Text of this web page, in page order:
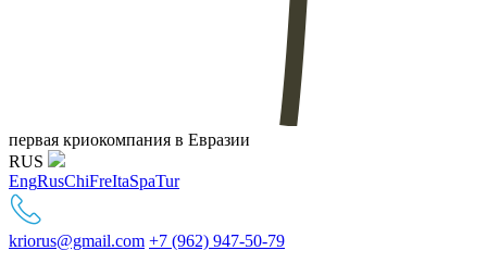
первая криокомпания в Евразии
RUS
EngRusChiFreItaSpaTur
kriorus@gmail.com +7 (962) 947-50-79